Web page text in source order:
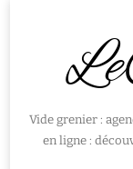
Vide grenier :
en ligne :